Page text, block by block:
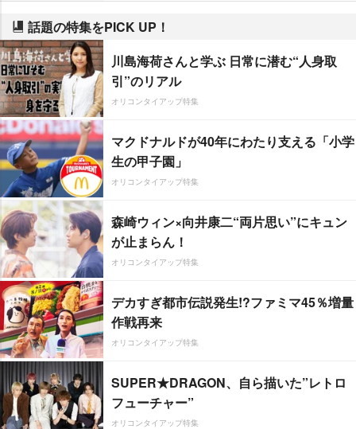
話題の特集をPICK UP！
川島海荷さんと学ぶ 日常に潜む“人身取
引”のリアル
オリコンタイアップ特集
マクドナルドが40年にわたり支える「小学
生の甲子園」
オリコンタイアップ特集
森崎ウィン×向井康二“両片思い”にキュン
が止まらん！
オリコンタイアップ特集
デカすぎ都市伝説発生!?ファミマ45％増量
作戦再来
オリコンタイアップ特集
SUPER★DRAGON、自ら描いた”レトロ
フューチャー”
オリコンタイアップ特集